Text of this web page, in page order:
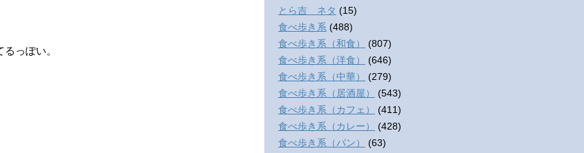
っぽい。
とら吉 ネタ (15)
食べ歩き系 (488)
食べ歩き系（和食）
(807)
食べ歩き系（洋食）
(646)
食べ歩き系（中華）
(279)
食べ歩き系（居酒屋）
(543)
食べ歩き系（カフェ）
(411)
食べ歩き系（カレー）
(428)
食べ歩き系（パン）
(63)